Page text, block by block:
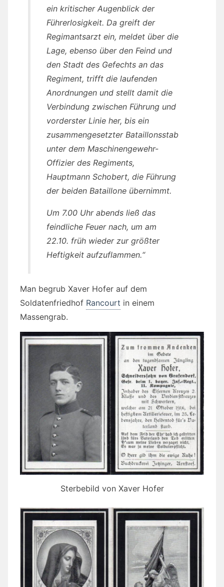
ein kritischer Augenblick der
Führerlosigkeit. Da greift der
Regimantsarzt ein, meldet über die
Lage, ebenso über den Feind und
den Stadt des Gefechts an das
Regiment, trifft die laufenden
Anordnungen und stellt damit die
Verbindung zwischen Führung und
vorderster Linie her, bis ein
zusammengesetzter Bataillonsstab
unter dem Maschinengewehr-
Offizier des Regiments,
Hauptmann Schobert, die Führung
der beiden Bataillone übernimmt.
Um 7.00 Uhr abends ließ das
feindliche Feuer nach, um am
22.10. früh wieder zur größter
Heftigkeit aufzuflammen.“
Man begrub Xaver Hofer auf dem
Soldatenfriedhof Rancourt in einem
Massengrab.
Sterbebild von Xaver Hofer